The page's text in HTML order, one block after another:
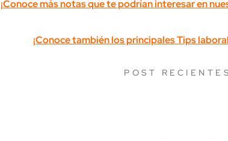
¡Conoce más notas que te podrían interesar en
¡Conoce también los principales Tips
POST RECIENTES